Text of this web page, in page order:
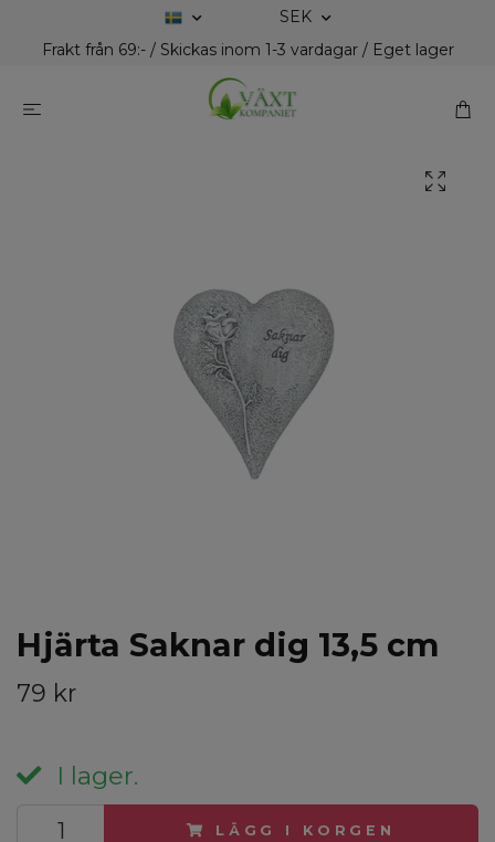
SEK
Frakt från 69:- / Skickas inom 1-3 vardagar / Eget lager
Hjärta Saknar dig 13,5 cm
79 kr
I lager.
LÄGG I KORGEN